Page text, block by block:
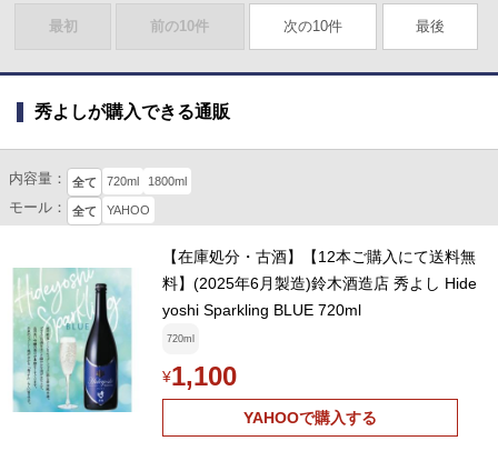
最初 前の10件 次の10件 最後
秀よしが購入できる通販
内容量： 全て 720ml 1800ml
モール： 全て YAHOO
【在庫処分・古酒】【12本ご購入にて送料無
料】(2025年6月製造)鈴木酒造店 秀よし Hide
yoshi Sparkling BLUE 720ml
720ml
¥1,100
YAHOOで購入する